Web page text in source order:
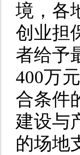
境，各
创业担
者给予
400万
合条件
建设与
的场地